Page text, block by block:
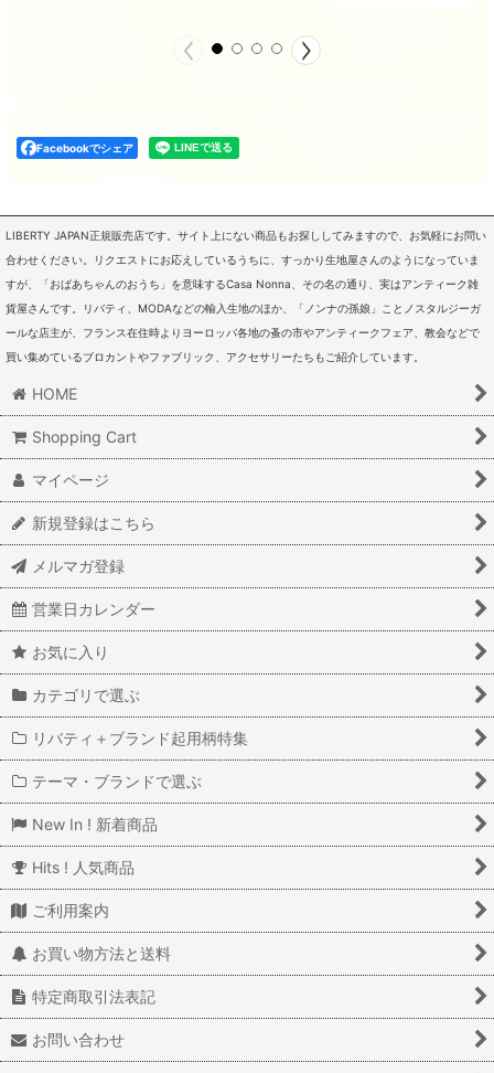
Facebookでシェア
LIBERTY JAPAN正規販売店です。サイト上にない商品もお探ししてみますので、お気軽にお問い
合わせください。リクエストにお応えしているうちに、すっかり生地屋さんのようになっていま
すが、「おばあちゃんのおうち」を意味するCasa Nonna、その名の通り、実はアンティーク雑
貨屋さんです。リバティ、MODAなどの輸入生地のほか、「ノンナの孫娘」ことノスタルジーガ
ールな店主が、フランス在住時よりヨーロッパ各地の蚤の市やアンティークフェア、教会などで
買い集めているブロカントやファブリック、アクセサリーたちもご紹介しています。
HOME
Shopping Cart
マイページ
新規登録はこちら
メルマガ登録
営業日カレンダー
お気に入り
カテゴリで選ぶ
リバティ＋ブランド起用柄特集
テーマ・ブランドで選ぶ
New In ! 新着商品
Hits ! 人気商品
ご利用案内
お買い物方法と送料
特定商取引法表記
お問い合わせ